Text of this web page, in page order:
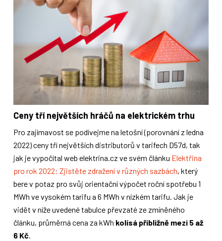
Ceny tří největších hráčů na elektrickém trhu
Pro zajímavost se podívejme na letošní (porovnání z ledna
2022) ceny tří největších distributorů v tarifech D57d, tak
jak je vypočítal web elektrina.cz ve svém článku Elektřina
pro rok 2022: Zjistěte zdražení v různých sazbách, který
bere v potaz pro svůj orientační výpočet roční spotřebu 1
MWh ve vysokém tarifu a 6 MWh v nízkém tarifu. Jak je
vidět v níže uvedené tabulce převzaté ze zmíněného
článku, průměrná cena za kWh kolísá přibližně mezi 5 až
6 Kč.